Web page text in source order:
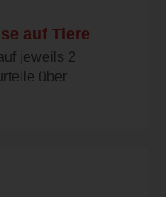
auf Tiere
jeweils 2
über